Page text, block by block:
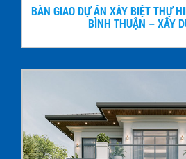
BÀN GIAO DỰ ÁN XÂY BIỆT THỰ
BÌNH THUẬN – XÂY